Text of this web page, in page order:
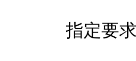
指定要